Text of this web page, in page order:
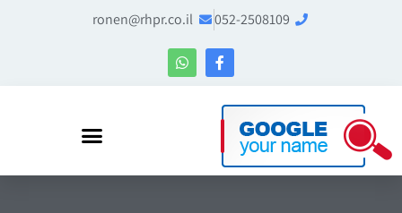
052-2508109
ronen@rhpr.co.il